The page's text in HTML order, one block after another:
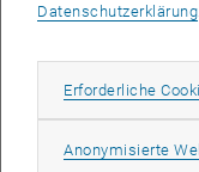
EMBA Online Info
Datenschutzerklärung
Erforderliche
Anonymisierte